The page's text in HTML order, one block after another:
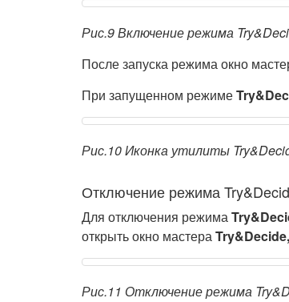
Рис.9 Включение режима
После запуска режима окно
При запущенном режиме
Рис.10 Иконка утилиты
Отключение режима
Для отключения режима
открыть окно мастераTry&Decide,
Рис.11 Отключение режима